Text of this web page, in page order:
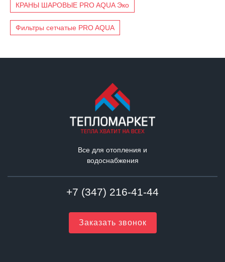
КРАНЫ ШАРОВЫЕ PRO AQUA Эко
Фильтры сетчатые PRO AQUA
Все для отопления и
водоснабжения
+7 (347) 216-41-44
Заказать звонок